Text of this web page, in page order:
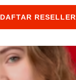
DAFTAR RESELLER